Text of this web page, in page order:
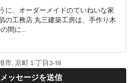
に、オーダーメイドのていねいな家
の工務店 丸三建築工房は、手作り木
間に...
メッセージを送信
市, 京町１丁目3-18